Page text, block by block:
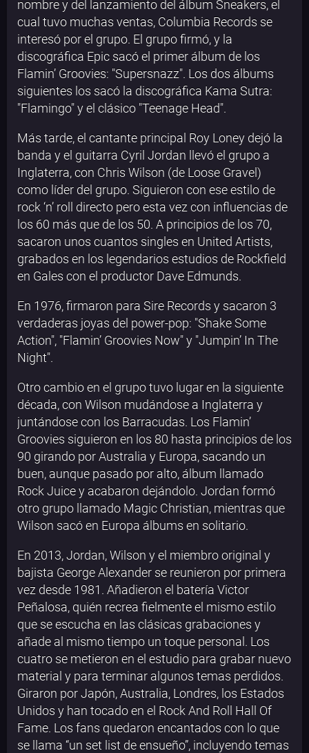
nombre y del lanzamiento del álbum Sneakers, el
cual tuvo muchas ventas, Columbia Records se
interesó por el grupo. El grupo firmó, y la
discográfica Epic sacó el primer álbum de los
Flamin’ Groovies: "Supersnazz". Los dos álbums
siguientes los sacó la discográfica Kama Sutra:
"Flamingo" y el clásico "Teenage Head".
Más tarde, el cantante principal Roy Loney dejó la
banda y el guitarra Cyril Jordan llevó el grupo a
Inglaterra, con Chris Wilson (de Loose Gravel)
como líder del grupo. Siguieron con ese estilo de
rock ‘n’ roll directo pero esta vez con influencias de
los 60 más que de los 50. A principios de los 70,
sacaron unos cuantos singles en United Artists,
grabados en los legendarios estudios de Rockfield
en Gales con el productor Dave Edmunds.
En 1976, firmaron para Sire Records y sacaron 3
verdaderas joyas del power-pop: "Shake Some
Action", "Flamin’ Groovies Now" y "Jumpin’ In The
Night".
Otro cambio en el grupo tuvo lugar en la siguiente
década, con Wilson mudándose a Inglaterra y
juntándose con los Barracudas. Los Flamin’
Groovies siguieron en los 80 hasta principios de los
90 girando por Australia y Europa, sacando un
buen, aunque pasado por alto, álbum llamado
Rock Juice y acabaron dejándolo. Jordan formó
otro grupo llamado Magic Christian, mientras que
Wilson sacó en Europa álbums en solitario.
En 2013, Jordan, Wilson y el miembro original y
bajista George Alexander se reunieron por primera
vez desde 1981. Añadieron el batería Victor
Peñalosa, quién recrea fielmente el mismo estilo
que se escucha en las clásicas grabaciones y
añade al mismo tiempo un toque personal. Los
cuatro se metieron en el estudio para grabar nuevo
material y para terminar algunos temas perdidos.
Giraron por Japón, Australia, Londres, los Estados
Unidos y han tocado en el Rock And Roll Hall Of
Fame. Los fans quedaron encantados con lo que
se llama “un set list de ensueño”, incluyendo temas